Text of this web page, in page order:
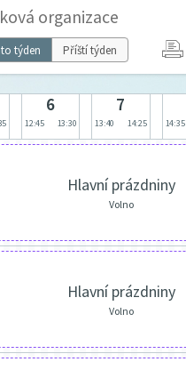
organizace
týden Příští týden
6
12:45 13:30
7
13:40 14:25 14:35
Hlavní prázdniny
Volno
Hlavní prázdniny
Volno